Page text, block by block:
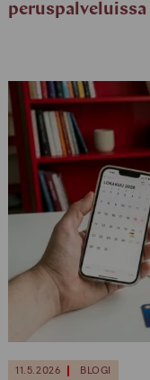
peruspalveluissa
11.5.2026 BLOGI